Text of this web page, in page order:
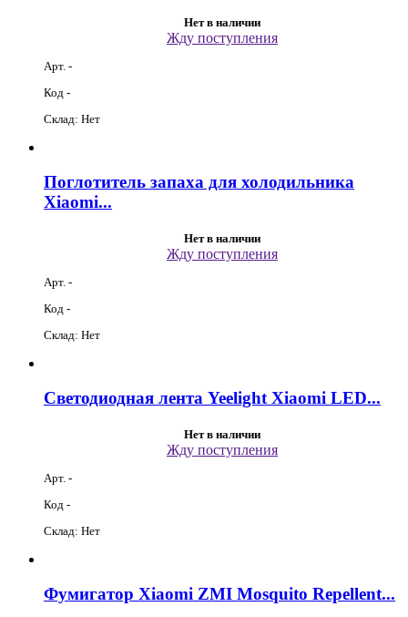
Нет в наличии
Жду поступления
Арт. -
Код -
Склад: Нет
Поглотитель запаха для холодильника
Xiaomi...
Нет в наличии
Жду поступления
Арт. -
Код -
Склад: Нет
Светодиодная лента Yeelight Xiaomi LED...
Нет в наличии
Жду поступления
Арт. -
Код -
Склад: Нет
Фумигатор Xiaomi ZMI Mosquito Repellent...